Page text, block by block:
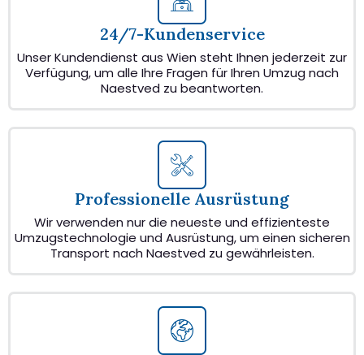
24/7-Kundenservice
Unser Kundendienst aus Wien steht Ihnen jederzeit zur
Verfügung, um alle Ihre Fragen für Ihren Umzug nach
Naestved zu beantworten.
Professionelle Ausrüstung
Wir verwenden nur die neueste und effizienteste
Umzugstechnologie und Ausrüstung, um einen sicheren
Transport nach Naestved zu gewährleisten.